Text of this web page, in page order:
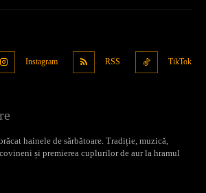
Instagram RSS TikTok
hainele de sărbătoare. Tradiție, muzică,
și premierea cuplurilor de aur la hramul